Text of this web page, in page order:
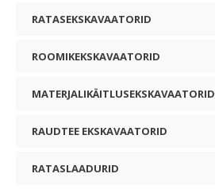
RATASEKSKAVAATORID
ROOMIKEKSKAVAATORID
MATERJALIKÄITLUSEKSKAVAATORID
RAUDTEE EKSKAVAATORID
RATASLAADURID